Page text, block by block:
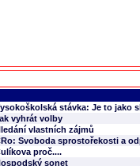
stávka: Je to jako
vyhrát volby
vlastních zájmů
Svoboda sprostořekosti a
proč....
sonet